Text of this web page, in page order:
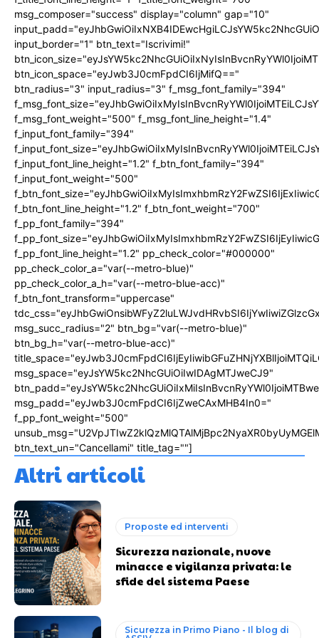
msg_composer="success" display="column" gap="10"
input_border="1" btn_text="Iscrivimi!"
btn_icon_space="eyJwb3J0cmFpdCI6IjMifQ=="
btn_radius="3" input_radius="3" f_msg_font_family="394"
f_msg_font_weight="500" f_msg_font_line_height="1.4"
f_input_font_family="394"
f_input_font_line_height="1.2" f_btn_font_family="394"
f_input_font_weight="500"
f_btn_font_line_height="1.2" f_btn_font_weight="700"
f_pp_font_family="394"
f_pp_font_line_height="1.2" pp_check_color="#000000"
pp_check_color_a="var(--metro-blue)"
pp_check_color_a_h="var(--metro-blue-acc)"
f_btn_font_transform="uppercase"
msg_succ_radius="2" btn_bg="var(--metro-blue)"
btn_bg_h="var(--metro-blue-acc)"
msg_space="eyJsYW5kc2NhcGUiOiIwIDAgMTJweCJ9"
msg_padd="eyJwb3J0cmFpdCI6IjZweCAxMHB4In0="
f_pp_font_weight="500"
btn_text_un="Cancellami" title_tag=""]
Altri articoli
Proposte ed interventi
Sicurezza nazionale, nuove
minacce e vigilanza privata: le
sfide del sistema Paese
Sicurezza in Primo Piano - Il blog di